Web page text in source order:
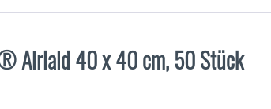
Airlaid 40 x 40 cm, 50 Stück